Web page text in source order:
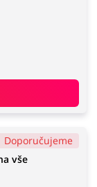
Doporučujeme
vše